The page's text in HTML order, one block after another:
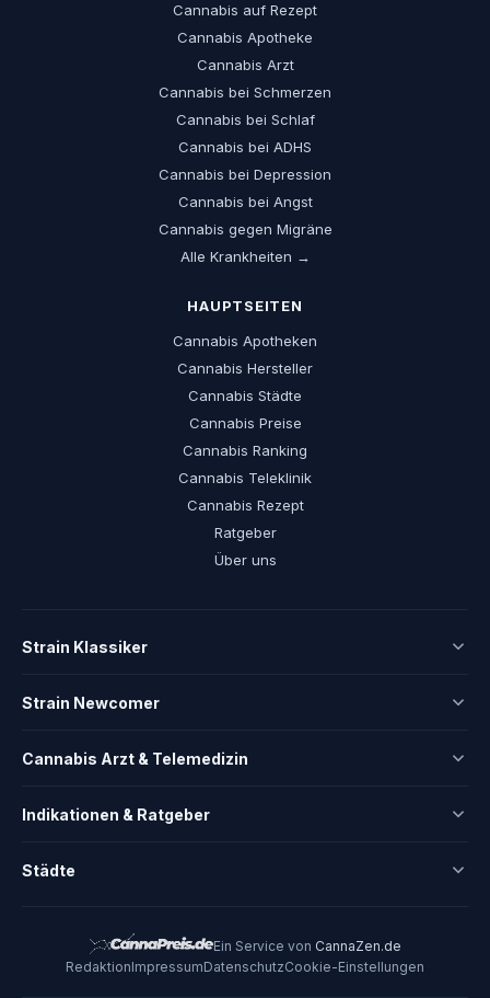
Cannabis auf Rezept
Cannabis Apotheke
Cannabis Arzt
Cannabis bei Schmerzen
Cannabis bei Schlaf
Cannabis bei ADHS
Cannabis bei Depression
Cannabis bei Angst
Cannabis gegen Migräne
Alle Krankheiten →
HAUPTSEITEN
Cannabis Apotheken
Cannabis Hersteller
Cannabis Städte
Cannabis Preise
Cannabis Ranking
Cannabis Teleklinik
Cannabis Rezept
Ratgeber
Über uns
Strain Klassiker
Strain Newcomer
Cannabis Arzt & Telemedizin
Indikationen & Ratgeber
Städte
Ein Service von CannaZen.de
RedaktionImpressumDatenschutzCookie-Einstellungen